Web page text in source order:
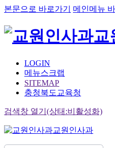
본문으로 바로가기 메인메뉴
교
LOGIN
메뉴스크랩
SITEMAP
충청북도교육청
검색창 열기(상태:비활성화)
교원인사과